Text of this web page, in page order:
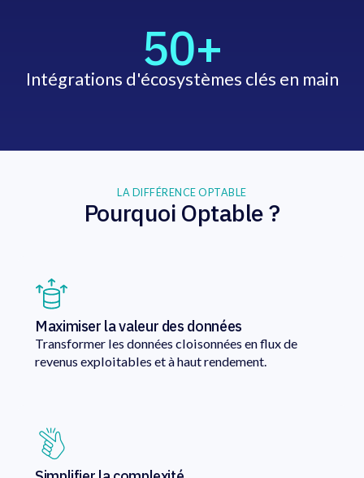
50+
Intégrations d'écosystèmes clés en main
LA DIFFÉRENCE OPTABLE
Pourquoi Optable ?
Maximiser la valeur des données
Transformer les données cloisonnées en flux de
revenus exploitables et à haut rendement.